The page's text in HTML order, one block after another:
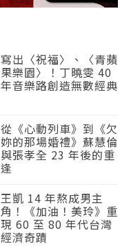
寫出〈祝福〉、〈青蘋
果樂園〉！丁曉雯 40
年音樂路創造無數經典
從《心動列車》到《欠
妳的那場婚禮》蘇慧倫
與張孝全 23 年後的重
逢
王凱 14 年熬成男主
角！《加油！美玲》重
現 60 至 80 年代台灣
經濟奇蹟